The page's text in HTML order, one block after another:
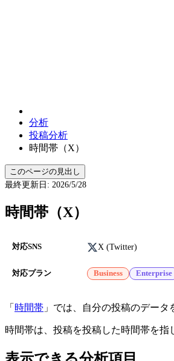
分析
投稿分析
時間帯（X）
このページの見出し
最終更新日: 2026/5/28
時間帯（X）
対応SNS X (Twitter)
対応プラン Business Enterprise
「 時間帯 」では、自分の投稿のデー
時間帯は、投稿を投稿した時間帯を指